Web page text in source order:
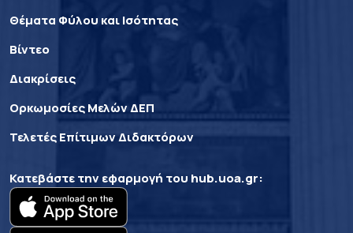
Θέματα Φύλου και Ισότητας
Βίντεο
Διακρίσεις
Ορκωμοσίες Μελών ΔΕΠ
Τελετές Επίτιμων Διδακτόρων
Κατεβάστε την εφαρμογή του hub.uoa.gr: